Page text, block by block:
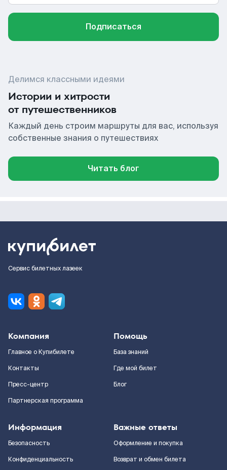
Подписаться
Делимся классными идеями
Истории и хитрости
от путешественников
Каждый день строим маршруты для вас, используя
собственные знания о путешествиях
Читать блог
Сервис билетных лазеек
Компания
Главное о Купибилете
Контакты
Пресс-центр
Партнерская программа
Помощь
База знаний
Где мой билет
Блог
Информация
Безопасность
Конфиденциальность
Важные ответы
Оформление и покупка
Возврат и обмен билета